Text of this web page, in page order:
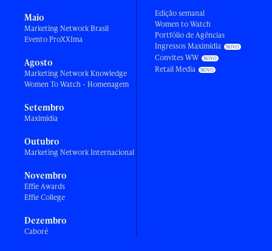
Maio
Marketing Network Brasil
Evento ProXXIma
Agosto
Marketing Network Knowledge
Women To Watch - Homenagem
Setembro
Maximídia
Outubro
Marketing Network Internacional
Novembro
Effie Awards
Effie College
Dezembro
Caboré
Edição semanal
Women to Watch
Portfólio de Agências
Ingressos Maximídia
Convites WW
Retail Media